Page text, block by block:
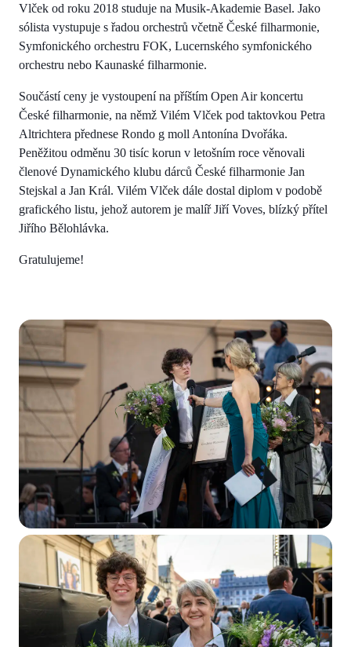
Vlček od roku 2018 studuje na Musik-Akademie Basel. Jako
sólista vystupuje s řadou orchestrů včetně České filharmonie,
Symfonického orchestru FOK, Lucernského symfonického
orchestru nebo Kaunaské filharmonie.
Součástí ceny je vystoupení na příštím Open Air koncertu
České filharmonie, na němž Vilém Vlček pod taktovkou Petra
Altrichtera přednese Rondo g moll Antonína Dvořáka.
Peněžitou odměnu 30 tisíc korun v letošním roce věnovali
členové Dynamického klubu dárců České filharmonie Jan
Stejskal a Jan Král. Vilém Vlček dále dostal diplom v podobě
grafického listu, jehož autorem je malíř Jiří Voves, blízký přítel
Jiřího Bělohlávka.
Gratulujeme!